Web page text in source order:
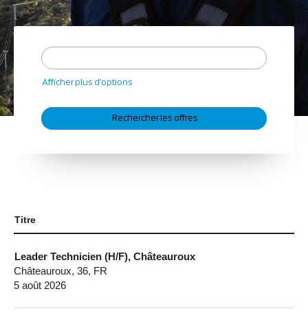
Afficher plus d’options
Titre
Leader Technicien (H/F), Châteauroux
Châteauroux, 36, FR
5 août 2026